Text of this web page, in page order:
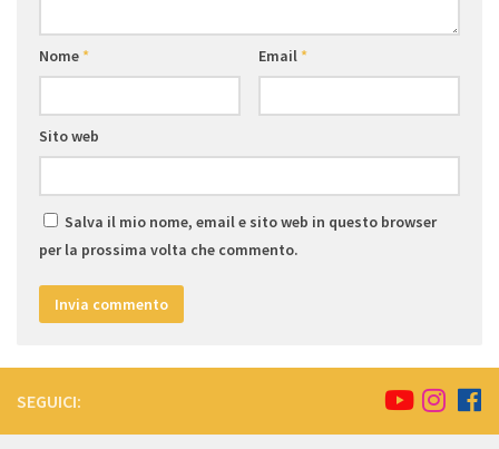
Nome* Email*
Sito web
Salva il mio nome, email e sito web in questo browser
per la prossima volta che commento.
SEGUICI: